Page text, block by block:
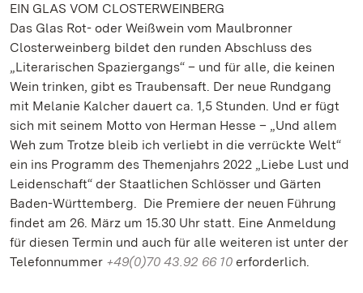
EIN GLAS VOM CLOSTERWEINBERG
Das Glas Rot- oder Weißwein vom Maulbronner
Closterweinberg bildet den runden Abschluss des
„Literarischen Spaziergangs“ – und für alle, die keinen
Wein trinken, gibt es Traubensaft. Der neue Rundgang
mit Melanie Kalcher dauert ca. 1,5 Stunden. Und er fügt
sich mit seinem Motto von Herman Hesse – „Und allem
Weh zum Trotze bleib ich verliebt in die verrückte Welt“
ein ins Programm des Themenjahrs 2022 „Liebe Lust und
Leidenschaft“ der Staatlichen Schlösser und Gärten
Baden-Württemberg. Die Premiere der neuen Führung
findet am 26. März um 15.30 Uhr statt. Eine Anmeldung
für diesen Termin und auch für alle weiteren ist unter der
Telefonnummer +49(0)70 43.92 66 10 erforderlich.